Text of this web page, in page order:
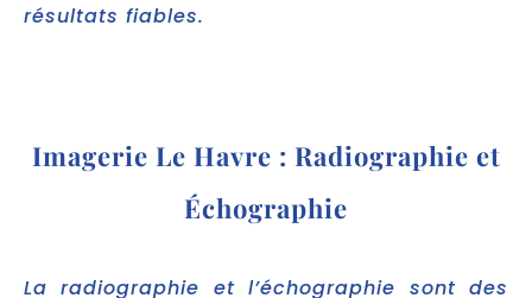
résultats fiables.
Imagerie Le Havre : Radiographie et
Échographie
La radiographie et l’échographie sont des